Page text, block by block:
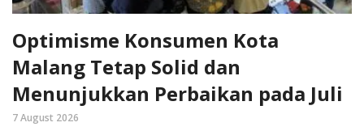
Optimisme Konsumen Kota
Malang Tetap Solid dan
Menunjukkan Perbaikan pada Juli
7 August 2026